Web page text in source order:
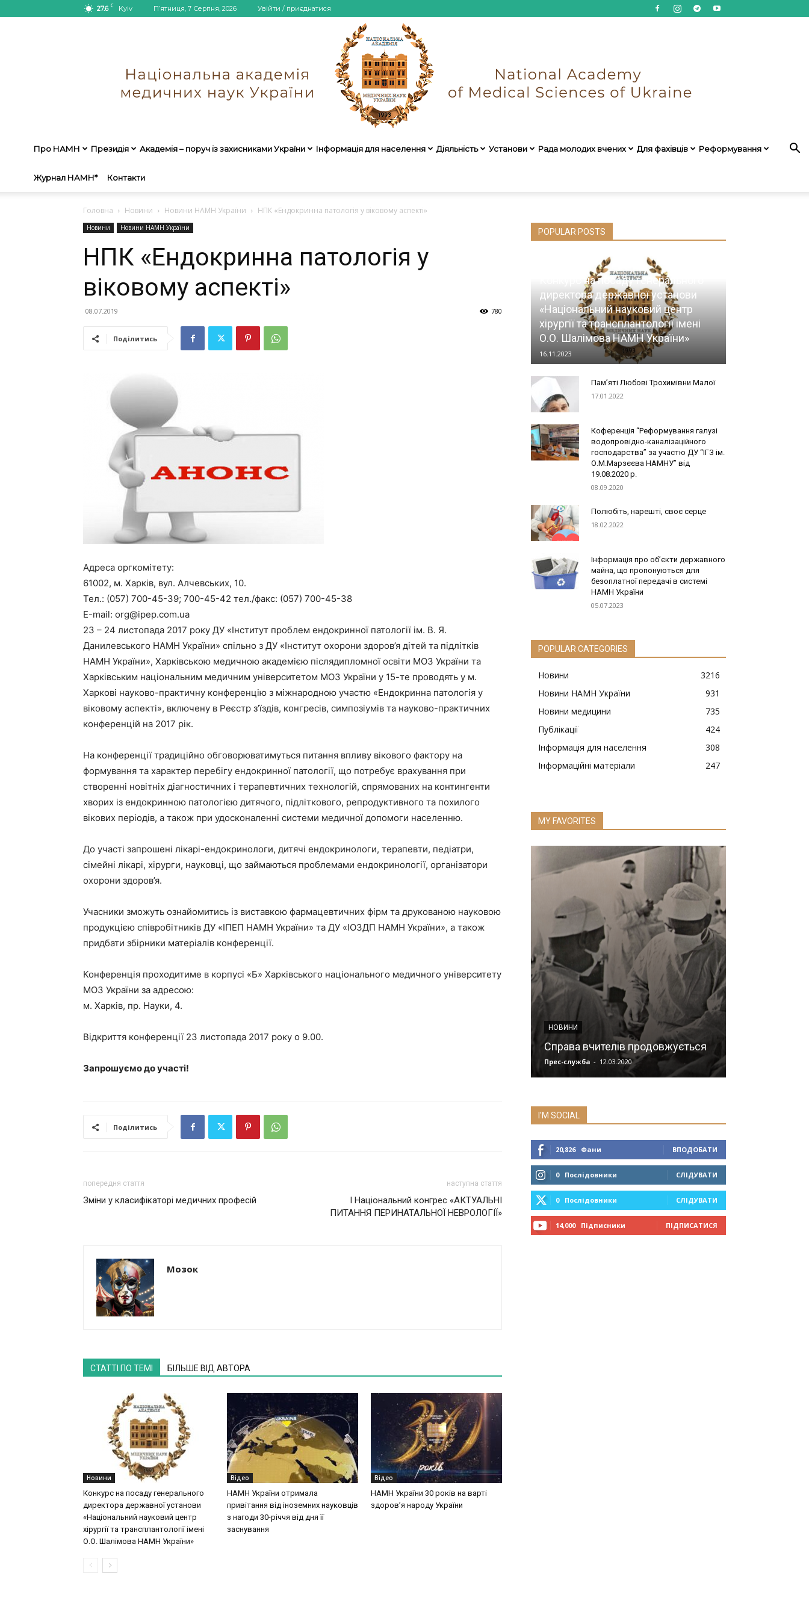
27.6 C Kyiv П’ятниця, 7 Серпня, 2026 Увійти / приєднатися
України
Про НАМН Президія Академія – поруч із захисниками України Інформація для населення Діяльність Установи Рада молодих вчених Для фахівців Реформування
Журнал НАМН* Контакти
Головна Новини Новини НАМН України НПК «Ендокринна патологія у віковому аспекті»
Новини Новини НАМН України
НПК «Ендокринна патологія у
віковому аспекті»
08.07.2019 780
Поділитись
Адреса оргкомітету:
61002, м. Харків, вул. Алчевських, 10.
Тел.: (057) 700-45-39; 700-45-42 тел./факс: (057) 700-45-38
E-mail: org@ipep.com.ua
23 – 24 листопада 2017 року ДУ «Інститут проблем ендокринної патології ім. В. Я.
Данилевського НАМН України» спільно з ДУ «Інститут охорони здоров’я дітей та підлітків
НАМН України», Харківською медичною академією післядипломної освіти МОЗ України та
Харківським національним медичним університетом МОЗ України у 15-те проводять у м.
Харкові науково-практичну конференцію з міжнародною участю «Ендокринна патологія у
віковому аспекті», включену в Реєстр з’їздів, конгресів, симпозіумів та науково-практичних
конференцій на 2017 рік.
На конференції традиційно обговорюватимуться питання впливу вікового фактору на
формування та характер перебігу ендокринної патології, що потребує врахування при
створенні новітніх діагностичних і терапевтичних технологій, спрямованих на контингенти
хворих із ендокринною патологією дитячого, підліткового, репродуктивного та похилого
вікових періодів, а також при удосконаленні системи медичної допомоги населенню.
До участі запрошені лікарі-ендокринологи, дитячі ендокринологи, терапевти, педіатри,
сімейні лікарі, хірурги, науковці, що займаються проблемами ендокринології, організатори
охорони здоров’я.
Учасники зможуть ознайомитись із виставкою фармацевтичних фірм та друкованою науковою
продукцією співробітників ДУ «ІПЕП НАМН України» та ДУ «ІОЗДП НАМН України», а також
придбати збірники матеріалів конференції.
Конференція проходитиме в корпусі «Б» Харківського національного медичного університету
МОЗ України за адресою:
м. Харків, пр. Науки, 4.
Відкриття конференції 23 листопада 2017 року о 9.00.
Запрошуємо до участі!
Поділитись
попередня стаття
Зміни у класифікаторі медичних професій
наступна стаття
I Національний конгрес «АКТУАЛЬНІ
ПИТАННЯ ПЕРИНАТАЛЬНОЇ НЕВРОЛОГІЇ»
Мозок
СТАТТІ ПО ТЕМІ БІЛЬШЕ ВІД АВТОРА
Новини
Конкурс на посаду генерального
директора державної установи
«Національний науковий центр
хірургії та трансплантології імені
О.О. Шалімова НАМН України»
Відео
НАМН України отримала
привітання від іноземних науковців
з нагоди 30-річчя від дня її
заснування
Відео
НАМН України 30 років на варті
здоров’я народу України
POPULAR POSTS
Конкурс на посаду генерального
директора державної установи
«Національний науковий центр
хірургії та трансплантології імені
О.О. Шалімова НАМН України»
16.11.2023
Пам’яті Любові Трохимівни Малої
17.01.2022
Коференція “Реформування галузі
водопровідно-каналізаційного
господарства” за участю ДУ “ІГЗ ім.
О.М.Марзєєва НАМНУ” від
19.08.2020 р.
08.09.2020
Полюбіть, нарешті, своє серце
18.02.2022
Інформація про об’єкти державного
майна, що пропонуються для
безоплатної передачі в системі
НАМН України
05.07.2023
POPULAR CATEGORIES
Новини
3216
Новини НАМН України
931
Новини медицини
735
Публікації
424
Інформація для населення
308
Інформаційні матеріали
247
MY FAVORITES
НОВИНИ
Справа вчителів продовжується
Прес-служба - 12.03.2020
I'M SOCIAL
20,826 Фани ВПОДОБАТИ
0 Послідовники СЛІДУВАТИ
0 Послідовники СЛІДУВАТИ
14,000 Підписники ПІДПИСАТИСЯ